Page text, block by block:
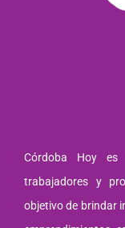
Córdoba Hoy es
trabajadores y
objetivo de brindar